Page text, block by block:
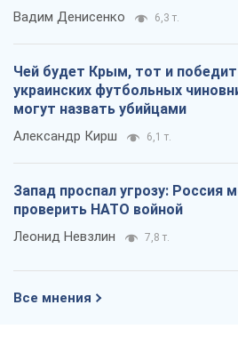
Вадим Денисенко 6,3 т.
Чей будет Крым, тот и победит
украинских футбольных
могут назвать убийцами
Александр Кирш 6,1 т.
Запад проспал угрозу: Россия
проверить НАТО войной
Леонид Невзлин 7,8 т.
Все мнения